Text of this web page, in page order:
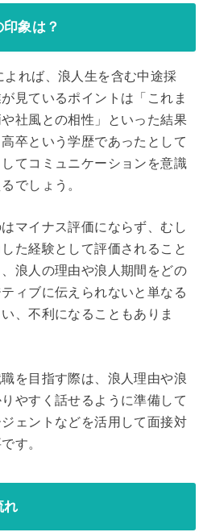
象は？
よれば、浪人生を含む中途採
見ているポイントは「これま
社風との相性」といった結果
卒という学歴であったとして
てコミュニケーションを意識
でしょう。
マイナス評価にならず、むし
た経験として評価されること
浪人の理由や浪人期間をどの
ィブに伝えられないと単なる
、不利になることもありま
を目指す際は、浪人理由や浪
やすく話せるように準備して
ェントなどを活用して面接対
す。
れ